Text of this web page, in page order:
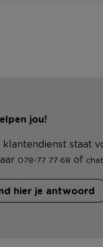
jou!
klantendienst staat
078-77 77 68 of
hier je antwoord